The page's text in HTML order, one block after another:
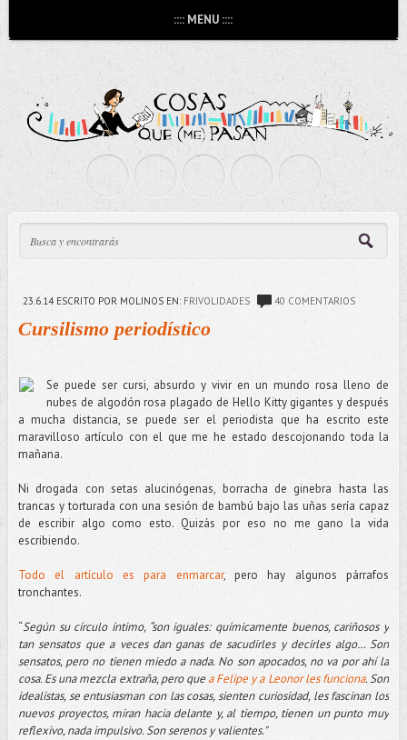
:::: MENU ::::
23.6.14ESCRITO POR MOLINOS EN: FRIVOLIDADES 40 COMENTARIOS
Cursilismo periodístico
Se puede ser cursi, absurdo y vivir en un mundo rosa lleno de
nubes de algodón rosa plagado de Hello Kitty gigantes y después
a mucha distancia, se puede ser el periodista que ha escrito este
maravilloso artículo con el que me he estado descojonando toda la
mañana.
Ni drogada con setas alucinógenas, borracha de ginebra hasta las
trancas y torturada con una sesión de bambú bajo las uñas sería capaz
de escribir algo como esto. Quizás por eso no me gano la vida
escribiendo.
Todo el artículo es para enmarcar, pero hay algunos párrafos
tronchantes.
“Según su círculo íntimo, “son iguales: químicamente buenos, cariñosos y
tan sensatos que a veces dan ganas de sacudirles y decirles algo… Son
sensatos, pero no tienen miedo a nada. No son apocados, no va por ahí la
cosa.Es una mezcla extraña, pero que a Felipe y a Leonor les funciona. Son
idealistas, se entusiasman con las cosas, sienten curiosidad, les fascinan los
nuevos proyectos, miran hacia delante y, al tiempo, tienen un punto muy
reflexivo, nada impulsivo. Son serenos y valientes."